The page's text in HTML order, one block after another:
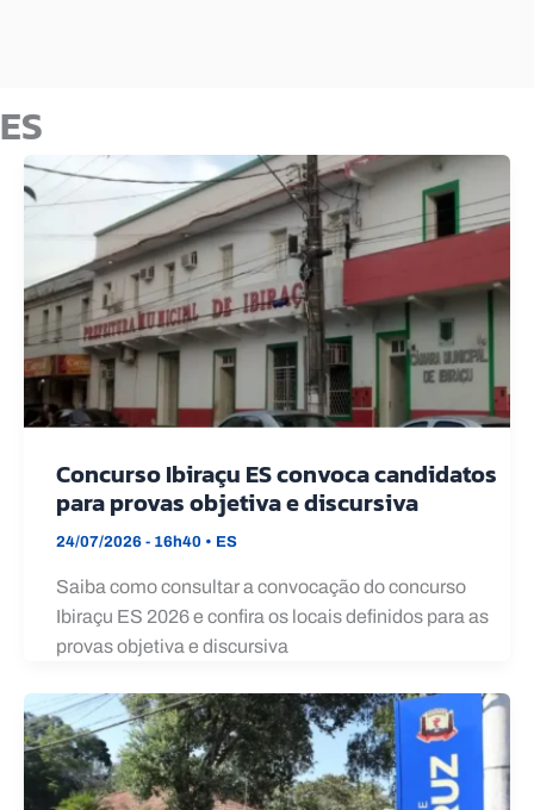
ES
Concurso Ibiraçu ES convoca candidatos
para provas objetiva e discursiva
24/07/2026 - 16h40 • ES
Saiba como consultar a convocação do concurso
Ibiraçu ES 2026 e confira os locais definidos para as
provas objetiva e discursiva